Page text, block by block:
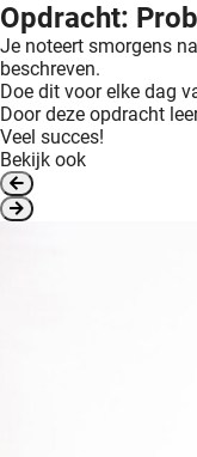
Opdracht:
Je noteert smorgens
beschreven.
Doe dit voor elke dag
Door deze opdracht
Veel succes!
Bekijk ook